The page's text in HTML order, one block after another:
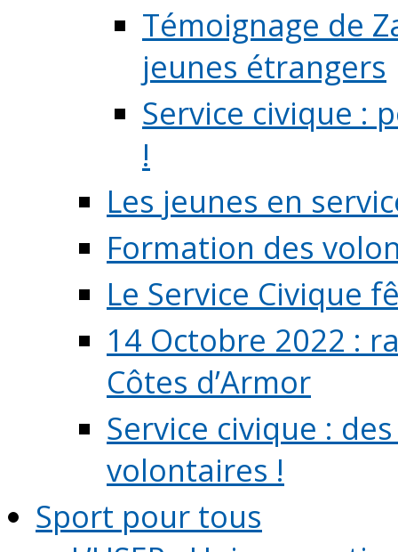
Témoignage de
jeunes étrangers
Service civique :
!
Les jeunes en
Formation des
Le Service Civique
14 Octobre 2022 :
Côtes d’Armor
Service civique :
volontaires !
Sport pour tous